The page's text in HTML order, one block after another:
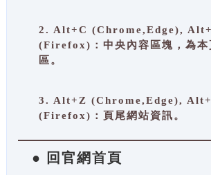
2. Alt+C (Chrome,Edge),
(Firefox)：中央內容區塊，為本
區。
3. Alt+Z (Chrome,Edge),
(Firefox)：頁尾網站資訊。
● 回官網首頁